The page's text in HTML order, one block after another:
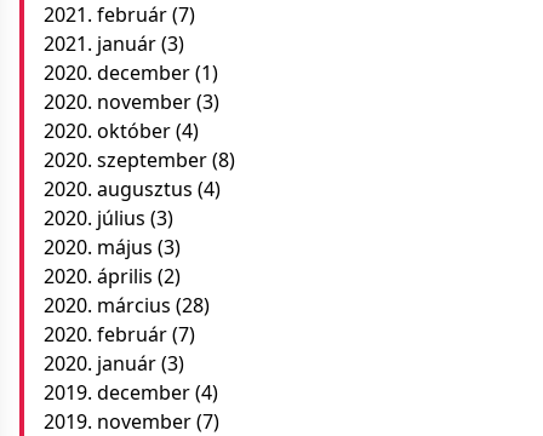
2021. február(7)
2021. január(3)
2020. december(1)
2020. november(3)
2020. október(4)
2020. szeptember(8)
2020. augusztus (4)
2020. július (3)
2020. május (3)
2020. április (2)
2020. március (28)
2020. február(7)
2020. január(3)
2019. december(4)
2019. november(7)